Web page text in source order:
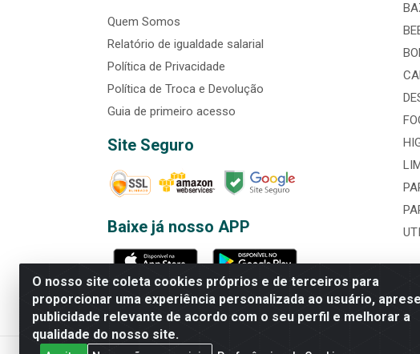
O nosso site coleta cookies próprios e de terceiros para
proporcionar uma experiência personalizada ao usuário,
publicidade relevante de acordo com o seu perfil e melhorar a
qualidade do nosso site.
Quem Somos
Relatório de igualdade salarial
Política de Privacidade
Política de Troca e Devolução
Guia de primeiro acesso
Site Seguro
Baixe já nosso APP
Rede Brasil - Avenida Universitária, nº